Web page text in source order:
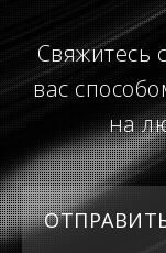
Свяжитесь
вас
на